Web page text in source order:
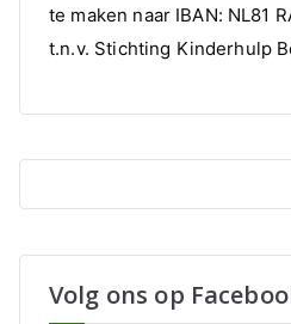
te maken naar IBAN: NL81
t.n.v. Stichting Kinderhulp
Volg ons op